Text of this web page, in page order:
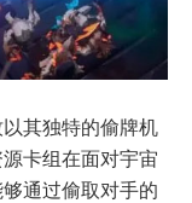
其独特的偷牌机
卡组在面对宇宙
通过偷取对手的